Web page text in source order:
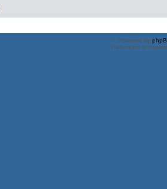
Powered by
Traducción al